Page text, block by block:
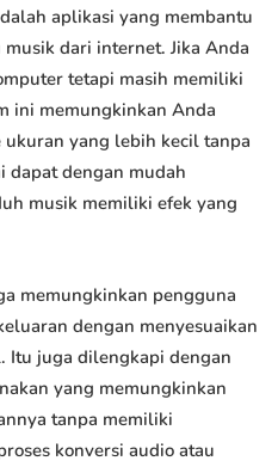
aplikasi yang membantu
dari internet. Jika Anda
tetapi masih memiliki
ini memungkinkan Anda
yang lebih kecil tanpa
dapat dengan mudah
musik memiliki efek yang
memungkinkan pengguna
dengan menyesuaikan
Itu juga dilengkapi dengan
yang memungkinkan
tanpa memiliki
konversi audio atau